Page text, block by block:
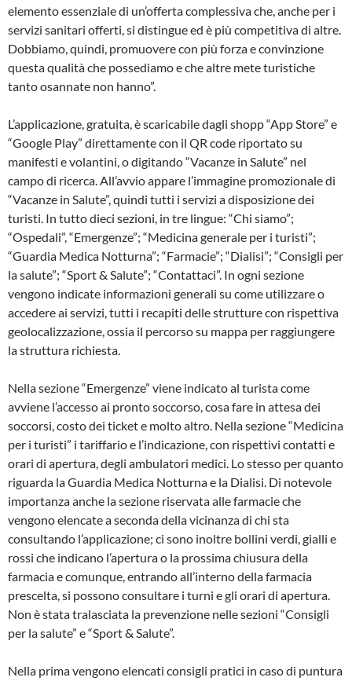
elemento essenziale di un’offerta complessiva che, anche per i
servizi sanitari offerti, si distingue ed è più competitiva di altre.
Dobbiamo, quindi, promuovere con più forza e convinzione
questa qualità che possediamo e che altre mete turistiche
tanto osannate non hanno”.
L’applicazione, gratuita, è scaricabile dagli shopp “App Store” e
“Google Play” direttamente con il QR code riportato su
manifesti e volantini, o digitando “Vacanze in Salute” nel
campo di ricerca. All’avvio appare l’immagine promozionale di
“Vacanze in Salute”, quindi tutti i servizi a disposizione dei
turisti. In tutto dieci sezioni, in tre lingue: “Chi siamo”;
“Ospedali”, “Emergenze”; “Medicina generale per i turisti”;
“Guardia Medica Notturna”; “Farmacie”; “Dialisi”; “Consigli per
la salute”; “Sport & Salute”; “Contattaci”. In ogni sezione
vengono indicate informazioni generali su come utilizzare o
accedere ai servizi, tutti i recapiti delle strutture con rispettiva
geolocalizzazione, ossia il percorso su mappa per raggiungere
la struttura richiesta.
Nella sezione “Emergenze” viene indicato al turista come
avviene l’accesso ai pronto soccorso, cosa fare in attesa dei
soccorsi, costo dei ticket e molto altro. Nella sezione “Medicina
per i turisti” i tariffario e l’indicazione, con rispettivi contatti e
orari di apertura, degli ambulatori medici. Lo stesso per quanto
riguarda la Guardia Medica Notturna e la Dialisi. Di notevole
importanza anche la sezione riservata alle farmacie che
vengono elencate a seconda della vicinanza di chi sta
consultando l’applicazione; ci sono inoltre bollini verdi, gialli e
rossi che indicano l’apertura o la prossima chiusura della
farmacia e comunque, entrando all’interno della farmacia
prescelta, si possono consultare i turni e gli orari di apertura.
Non è stata tralasciata la prevenzione nelle sezioni “Consigli
per la salute” e “Sport & Salute”.
Nella prima vengono elencati consigli pratici in caso di puntura